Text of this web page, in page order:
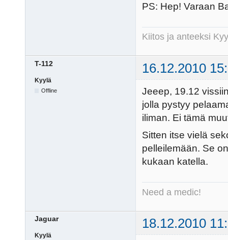
PS: Hep! Varaan
Kiitos ja anteeksi
T-112 16.12.2010
Kyylä
Offline
Jeeep, 19.12
jolla pystyy
iliman. Ei tämä
Sitten itse vielä
pelleilemään. Se
kukaan katella.
Need a medic!
Jaguar 18.12.2010
Kyylä